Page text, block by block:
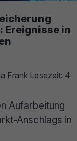
Ereignisse in
Frank Lesezeit: 4
Aufarbeitung
Anschlags in